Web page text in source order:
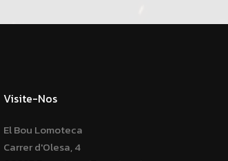
Visite-Nos
El Bou Lomoteca
Carrer d'Olesa, 4